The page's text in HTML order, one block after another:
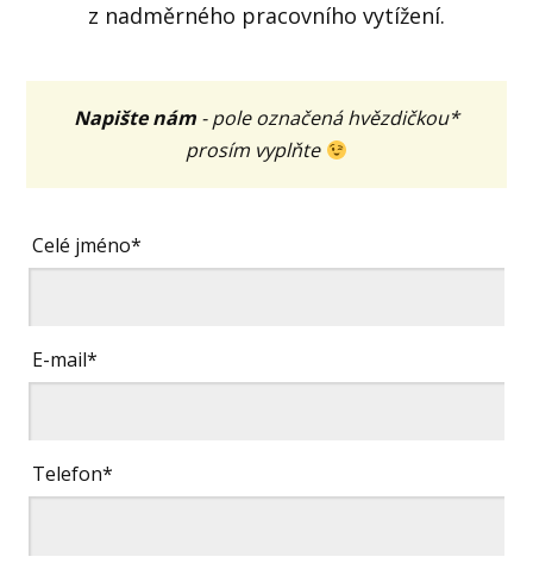
z nadměrného pracovního vytížení.
Napište nám - pole označená hvězdičkou*
prosím vyplňte
Celé jméno*
E-mail*
Telefon*